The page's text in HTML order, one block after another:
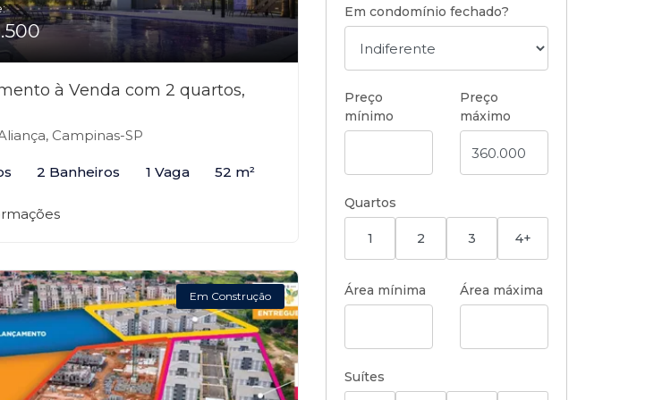
à Venda com 2 quartos,
Campinas-SP
2 Banheiros 1 Vaga 52 m²
Em Construção
Em condomínio fechado?
Preço
mínimo
Preço
máximo
Quartos
1 2 3 4+
Área mínima Área máxima
Suítes